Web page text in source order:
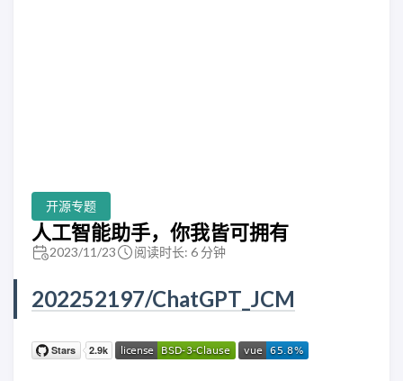
开源专题
人工智能助手，你我皆可拥有
2023/11/23 阅读时长: 6 分钟
202252197/ChatGPT_JCM